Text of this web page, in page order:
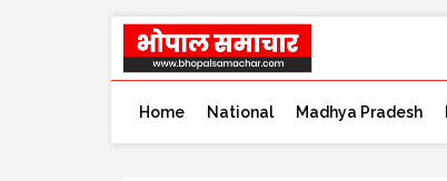
Home National Madhya Pradesh